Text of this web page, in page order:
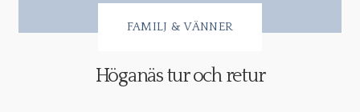
FAMILJ & VÄNNER
Höganäs tur och retur